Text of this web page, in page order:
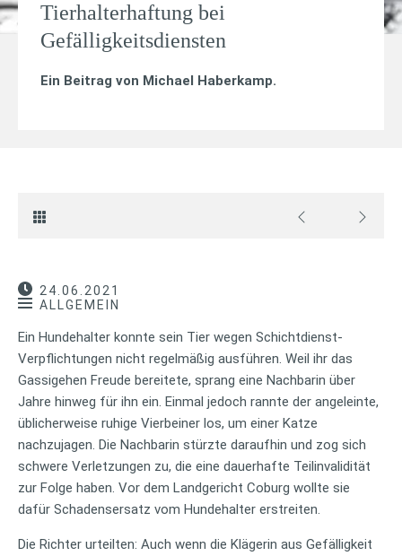
Tierhalterhaftung bei
Gefälligkeitsdiensten
Ein Beitrag von Michael Haberkamp.
24.06.2021
ALLGEMEIN
Ein Hundehalter konnte sein Tier wegen Schichtdienst-
Verpflichtungen nicht regelmäßig ausführen. Weil ihr das
Gassigehen Freude bereitete, sprang eine Nachbarin über
Jahre hinweg für ihn ein. Einmal jedoch rannte der angeleinte,
üblicherweise ruhige Vierbeiner los, um einer Katze
nachzujagen. Die Nachbarin stürzte daraufhin und zog sich
schwere Verletzungen zu, die eine dauerhafte Teilinvalidität
zur Folge haben. Vor dem Landgericht Coburg wollte sie
dafür Schadensersatz vom Hundehalter erstreiten.
Die Richter urteilten: Auch wenn die Klägerin aus Gefälligkeit